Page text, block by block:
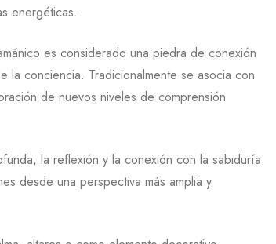
energéticas.
es considerado una piedra de conexión
la conciencia. Tradicionalmente se asocia con
de nuevos niveles de comprensión
la reflexión y la conexión con la sabiduría
desde una perspectiva más amplia y